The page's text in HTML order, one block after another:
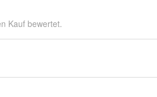
Kauf bewertet.